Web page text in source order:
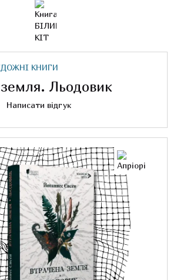
КНИГИ
Льодовик
Написати відгук